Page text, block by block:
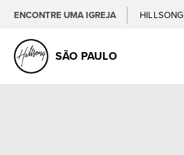
ENCONTRE UMA IGREJA HILLSONG
SÃO PAULO